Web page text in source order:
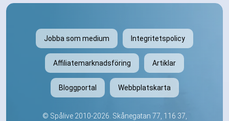
Jobba som medium Integritetspolicy
Affiliatemarknadsföring Artiklar
Bloggportal Webbplatskarta
© Spålive2010-2026. Skånegatan 77, 116 37,